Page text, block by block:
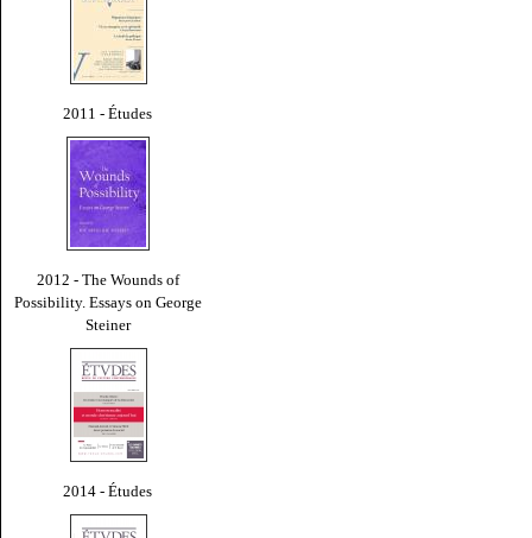
2011 - Études
2012 - The Wounds of
Possibility. Essays on George
Steiner
2014 - Études